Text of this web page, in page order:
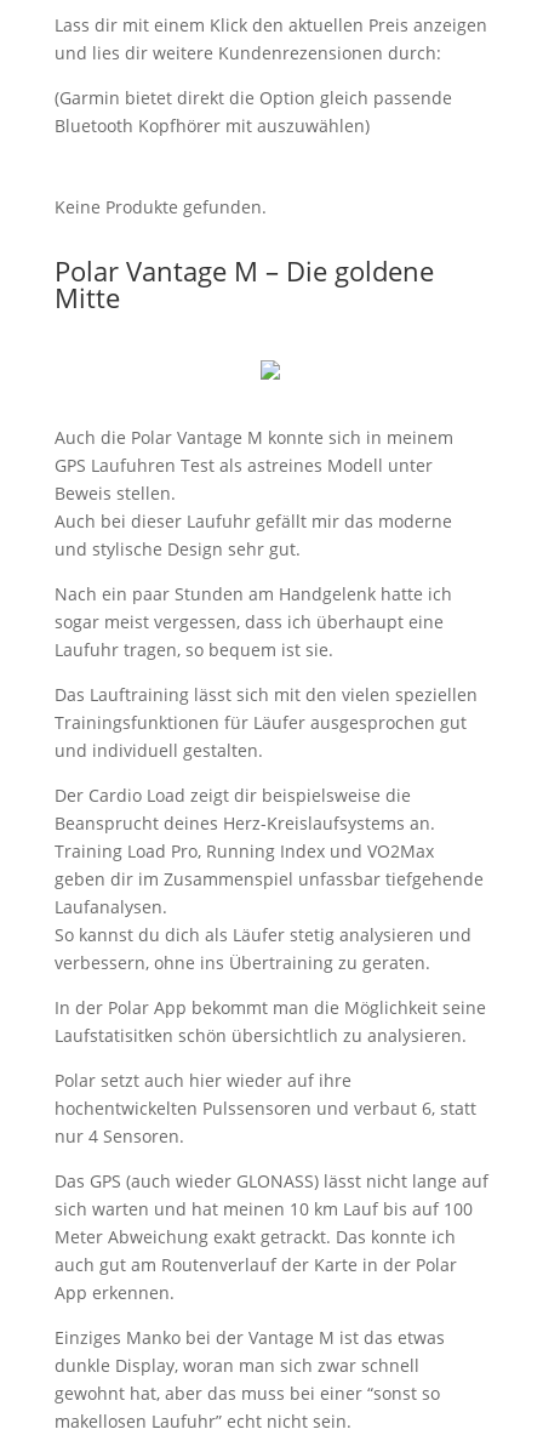
Lass dir mit einem Klick den aktuellen Preis anzeigen
und lies dir weitere Kundenrezensionen durch:
(Garmin bietet direkt die Option gleich passende
Bluetooth Kopfhörer mit auszuwählen)
Keine Produkte gefunden.
Polar Vantage M – Die goldene
Mitte
Auch die Polar Vantage M konnte sich in meinem
GPS Laufuhren Test als astreines Modell unter
Beweis stellen.
Auch bei dieser Laufuhr gefällt mir das moderne
und stylische Design sehr gut.
Nach ein paar Stunden am Handgelenk hatte ich
sogar meist vergessen, dass ich überhaupt eine
Laufuhr tragen, so bequem ist sie.
Das Lauftraining lässt sich mit den vielen speziellen
Trainingsfunktionen für Läufer ausgesprochen gut
und individuell gestalten.
Der Cardio Load zeigt dir beispielsweise die
Beansprucht deines Herz-Kreislaufsystems an.
Training Load Pro, Running Index und VO2Max
geben dir im Zusammenspiel unfassbar tiefgehende
Laufanalysen.
So kannst du dich als Läufer stetig analysieren und
verbessern, ohne ins Übertraining zu geraten.
In der Polar App bekommt man die Möglichkeit seine
Laufstatisitken schön übersichtlich zu analysieren.
Polar setzt auch hier wieder auf ihre
hochentwickelten Pulssensoren und verbaut 6, statt
nur 4 Sensoren.
Das GPS (auch wieder GLONASS) lässt nicht lange auf
sich warten und hat meinen 10 km Lauf bis auf 100
Meter Abweichung exakt getrackt. Das konnte ich
auch gut am Routenverlauf der Karte in der Polar
App erkennen.
Einziges Manko bei der Vantage M ist das etwas
dunkle Display, woran man sich zwar schnell
gewohnt hat, aber das muss bei einer “sonst so
makellosen Laufuhr” echt nicht sein.